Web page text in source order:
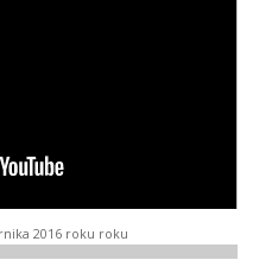
2016 roku roku